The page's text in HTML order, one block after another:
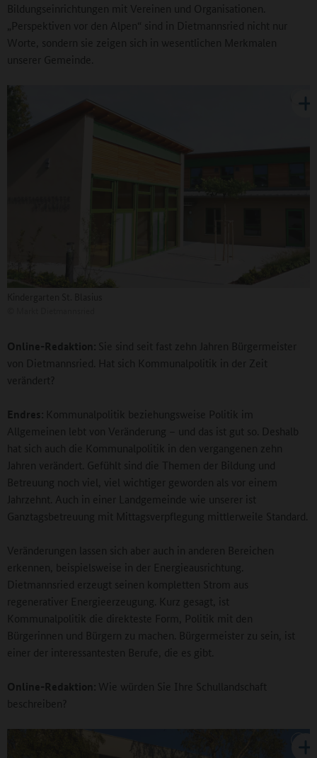
Bildungseinrichtungen mit Vereinen und Organisationen.
„Perspektiven vor den Alpen“ sind in Dietmannsried nicht nur
Worte, sondern sie zeigen sich in wesentlichen Merkmalen
unserer Gemeinde.
Online-Redaktion:
Sie sind seit fast zehn Jahren Bürgermeister
von Dietmannsried. Hat sich Kommunalpolitik in der Zeit
verändert?
Endres: Kommunalpolitik beziehungsweise Politik im
Allgemeinen lebt von Veränderung – und das ist gut so. Deshalb
hat sich auch die Kommunalpolitik in den vergangenen zehn
Jahren verändert. Gefühlt sind die Themen der Bildung und
Betreuung noch viel, viel wichtiger geworden als vor einem
Jahrzehnt. Auch in einer Landgemeinde wie unserer ist
Ganztagsbetreuung mit Mittagsverpflegung mittlerweile Standard.
Veränderungen lassen sich aber auch in anderen Bereichen
erkennen, beispielsweise in der Energieausrichtung.
Dietmannsried erzeugt seinen kompletten Strom aus
regenerativer Energieerzeugung. Kurz gesagt, ist
Kommunalpolitik die direkteste Form, Politik mit den
Bürgerinnen und Bürgern zu machen. Bürgermeister zu sein, ist
einer der interessantesten Berufe, die es gibt.
Online-Redaktion: Wie würden Sie Ihre Schullandschaft
beschreiben?